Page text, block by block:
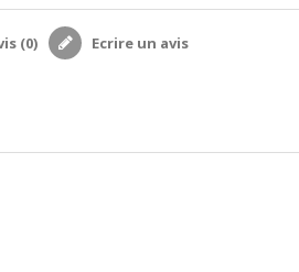
(0) Ecrire un avis